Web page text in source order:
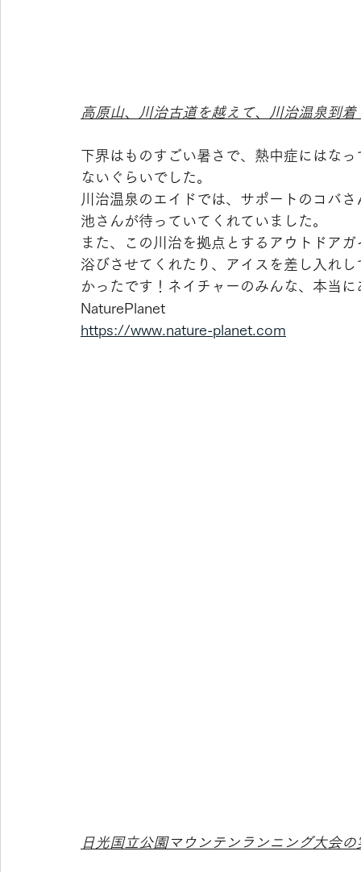
高原山、川治古道を越えて、川治温泉到着
下界はものすごい暑さで、熱中症にはな
ないぐらいでした。
川治温泉のエイドでは、サポートのコバ
池さんが待っていてくれていました。
また、この川治を拠点とするアウトドア
浴びさせてくれたり、アイスを差し入れ
かったです！ネイチャーのみんな、本当
NaturePlanet
https://www.nature-planet.com
日光国立公園マウンテンランニング大会